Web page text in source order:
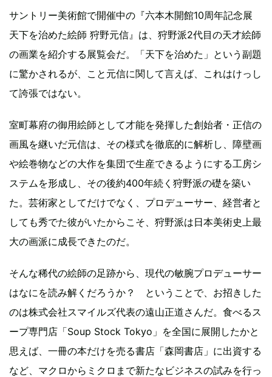
サントリー美術館で開催中の『六本木開館10周年記念展
天下を治めた絵師 狩野元信』は、狩野派2代目の天才絵師
の画業を紹介する展覧会だ。「天下を治めた」という副題
に驚かされるが、こと元信に関して言えば、これはけっし
て誇張ではない。
室町幕府の御用絵師として才能を発揮した創始者・正信の
画風を継いだ元信は、その様式を徹底的に解析し、障壁画
や絵巻物などの大作を集団で生産できるようにする工房シ
ステムを形成し、その後約400年続く狩野派の礎を築い
た。芸術家としてだけでなく、プロデューサー、経営者と
しても秀でた彼がいたからこそ、狩野派は日本美術史上最
大の画派に成長できたのだ。
そんな稀代の絵師の足跡から、現代の敏腕プロデューサー
はなにを読み解くだろうか？ ということで、お招きした
のは株式会社スマイルズ代表の遠山正道さんだ。食べるス
ープ専門店「Soup Stock Tokyo」を全国に展開したかと
思えば、一冊の本だけを売る書店「森岡書店」に出資する
など、マクロからミクロまで新たなビジネスの試みを行っ